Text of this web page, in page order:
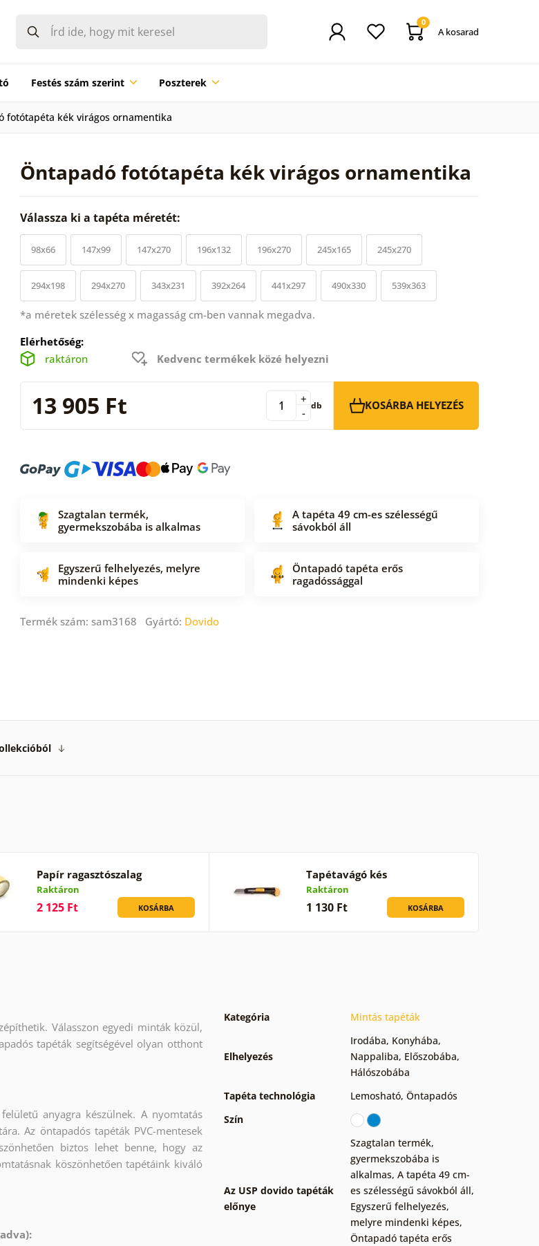
0
A kosarad
Festés szám szerint Poszterek
fotótapéta kék virágos ornamentika
Öntapadó fotótapéta kék virágos ornamentika
Válassza ki a tapéta méretét:
98x66 147x99 147x270 196x132 196x270 245x165 245x270
294x198 294x270 343x231 392x264 441x297 490x330 539x363
*a méretek szélesség x magasság cm-ben vannak megadva.
Elérhetőség:
raktáron
Kedvenc termékek közé helyezni
13 905 Ft -
+ db KOSÁRBA HELYEZÉS
Szagtalan termék,
gyermekszobába is alkalmas
A tapéta 49 cm-es szélességű
sávokból áll
Egyszerű felhelyezés, melyre
mindenki képes
Öntapadó tapéta erős
ragadóssággal
Termék szám: sam3168 Gyártó: Dovido
Papír ragasztószalag
Raktáron
2 125 Ft KOSÁRBA
Tapétavágó kés
Raktáron
1 130 Ft KOSÁRBA
Válasszon egyedi minták közül,
tapéták segítségével olyan otthont
anyagra készülnek. A nyomtatás
Az öntapadós tapéták PVC-mentesek
biztos lehet benne, hogy az
köszönhetően tapétáink kiváló
Kategória Mintás tapéták
Elhelyezés
Irodába, Konyhába,
Nappaliba, Előszobába,
Hálószobába
Tapéta technológia
Lemosható, Öntapadós
Szín
Az USP dovido tapéták
előnye
Szagtalan termék,
gyermekszobába is
alkalmas, A tapéta 49 cm-
es szélességű sávokból áll,
Egyszerű felhelyezés,
melyre mindenki képes,
Öntapadó tapéta erős